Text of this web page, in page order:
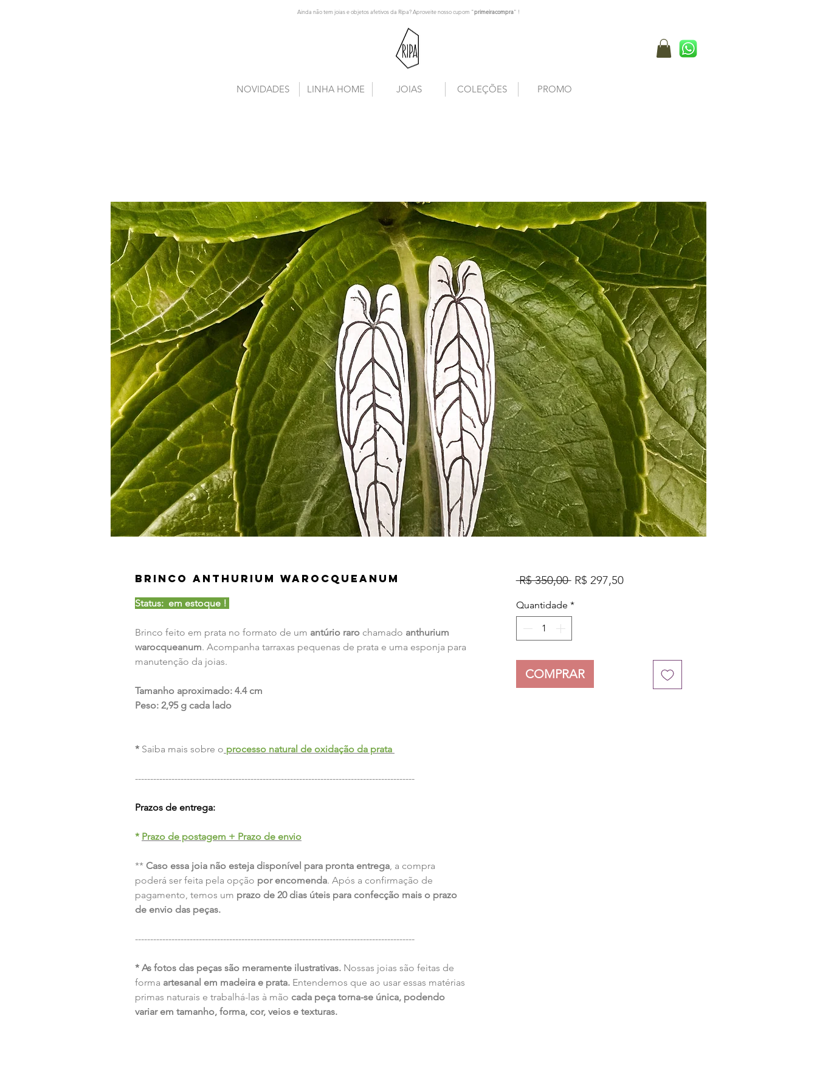
Ainda não tem joias e objetos afetivos da Ripa? Aproveite nosso cupom "primeiracompra" !
NOVIDADES LINHA HOME JOIAS COLEÇÕES PROMO
Brinco Anthurium Warocqueanum
Status: em estoque !
Brinco feito em prata no formato de um antúrio raro chamado anthurium
warocqueanum. Acompanha tarraxas pequenas de prata e uma esponja para
manutenção da joias.
Tamanho aproximado: 4.4 cm
Peso: 2,95 g cada lado
* Saiba mais sobre o processo natural de oxidação da prata
--------------------------------------------------------------------------------------------
Prazos de entrega:
* Prazo de postagem + Prazo de envio
** Caso essa joia não esteja disponível para pronta entrega, a compra
poderá ser feita pela opção por encomenda. Após a confirmação de
pagamento, temos um prazo de 20 dias úteis para confecção mais o prazo
de envio das peças.
--------------------------------------------------------------------------------------------
* As fotos das peças são meramente ilustrativas. Nossas joias são feitas de
forma artesanal em madeira e prata. Entendemos que ao usar essas matérias
primas naturais e trabalhá-las à mão cada peça torna-se única, podendo
variar em tamanho, forma, cor, veios e texturas.
R$ 350,00 Preço
R$ 297,50Preço
Quantidade *
COMPRAR